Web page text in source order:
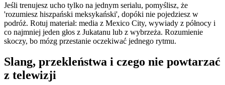
Jeśli trenujesz ucho tylko na jednym serialu, pomyślisz, że
'rozumiesz hiszpański meksykański', dopóki nie pojedziesz w
podróż. Rotuj materiał: media z Mexico City, wywiady z północy i
co najmniej jeden głos z Jukatanu lub z wybrzeża. Rozumienie
skoczy, bo mózg przestanie oczekiwać jednego rytmu.
Slang, przekleństwa i czego nie powtarzać
z telewizji